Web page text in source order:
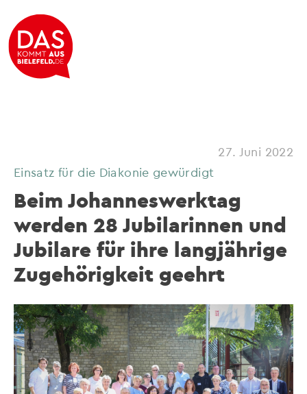
27. Juni 2022
Einsatz für die Diakonie gewürdigt
Beim Johanneswerktag
werden 28 Jubilarinnen und
Jubilare für ihre langjährige
Zugehörigkeit geehrt